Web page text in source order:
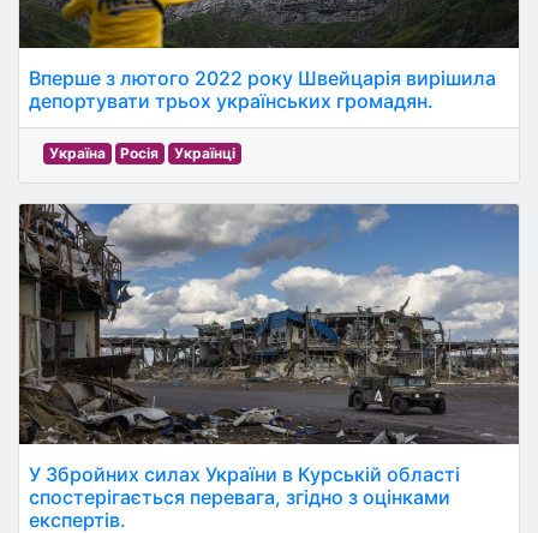
Вперше з лютого 2022 року Швейцарія вирішила
депортувати трьох українських громадян.
Україна Росія Українці
У Збройних силах України в Курській області
спостерігається перевага, згідно з оцінками
експертів.